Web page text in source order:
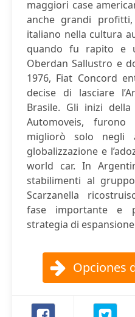
maggiori case
anche grandi
italiano nella cultura
quando fu rapito e
Oberdan Sallustro e
1976, Fiat Concord
decise di lasciare
Brasile. Gli inizi
Automoveis,
migliorò solo negli
globalizzazione e
world car. In
stabilimenti al
Scarzanella
fase importante e
strategia di
Opciones